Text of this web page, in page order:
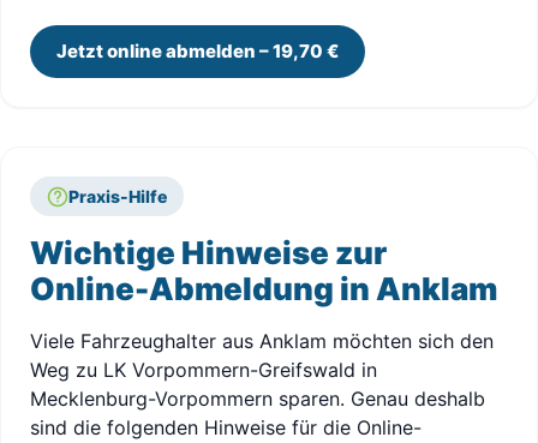
Jetzt online abmelden – 19,70 €
Praxis-Hilfe
Wichtige Hinweise zur
Online-Abmeldung in Anklam
Viele Fahrzeughalter aus Anklam möchten sich den
Weg zu LK Vorpommern-Greifswald in
Mecklenburg-Vorpommern sparen. Genau deshalb
sind die folgenden Hinweise für die Online-